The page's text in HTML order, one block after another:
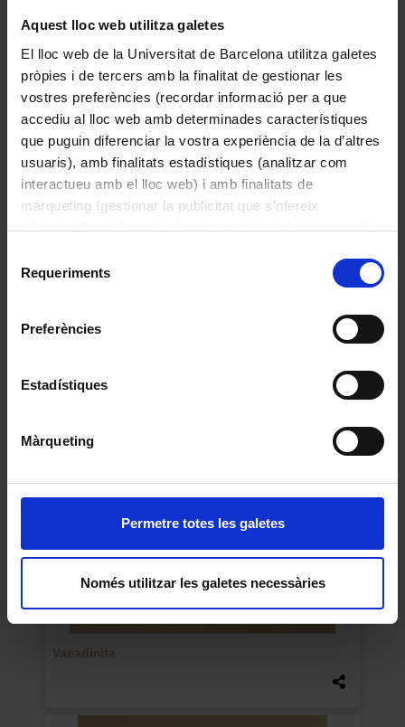
Aquest lloc web utilitza galetes
El lloc web de la Universitat de Barcelona utilitza galetes
pròpies i de tercers amb la finalitat de gestionar les
vostres preferències (recordar informació per a que
accediu al lloc web amb determinades característiques
que puguin diferenciar la vostra experiència de la d’altres
usuaris), amb finalitats estadístiques (analitzar com
interactueu amb el lloc web) i amb finalitats de
màrqueting (gestionar la publicitat que s’ofereix
adequant-la en funció dels vostres hàbits de navegació).
consultar laPolítica de galetes del lloc web de la
Requeriments
Preferències
Estadístiques
Màrqueting
Permetre totes les galetes
Només utilitzar les galetes necessàries
Vanadinita